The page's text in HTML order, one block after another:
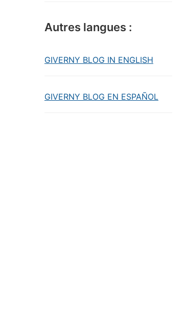
Autres langues :
GIVERNY BLOG IN ENGLISH
GIVERNY BLOG EN ESPAÑOL